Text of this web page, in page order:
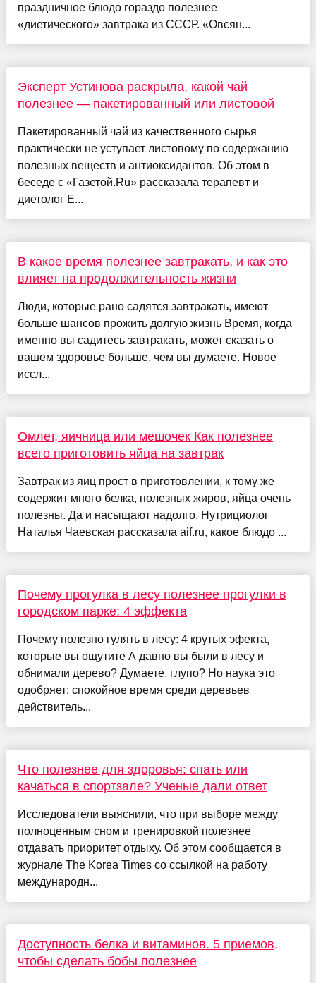
праздничное блюдо гораздо полезнее
«диетического» завтрака из СССР. «Овсян...
Эксперт Устинова раскрыла, какой чай
полезнее — пакетированный или листовой
Пакетированный чай из качественного сырья
практически не уступает листовому по содержанию
полезных веществ и антиоксидантов. Об этом в
беседе с «Газетой.Ru» рассказала терапевт и
диетолог Е...
В какое время полезнее завтракать, и как это
влияет на продолжительность жизни
Люди, которые рано садятся завтракать, имеют
больше шансов прожить долгую жизнь Время, когда
именно вы садитесь завтракать, может сказать о
вашем здоровье больше, чем вы думаете. Новое
иссл...
Омлет, яичница или мешочек Как полезнее
всего приготовить яйца на завтрак
Завтрак из яиц прост в приготовлении, к тому же
содержит много белка, полезных жиров, яйца очень
полезны. Да и насыщают надолго. Нутрициолог
Наталья Чаевская рассказала aif.ru, какое блюдо ...
Почему прогулка в лесу полезнее прогулки в
городском парке: 4 эффекта
Почему полезно гулять в лесу: 4 крутых эфекта,
которые вы ощутите А давно вы были в лесу и
обнимали дерево? Думаете, глупо? Но наука это
одобряет: спокойное время среди деревьев
действитель...
Что полезнее для здоровья: спать или
качаться в спортзале? Ученые дали ответ
Исследователи выяснили, что при выборе между
полноценным сном и тренировкой полезнее
отдавать приоритет отдыху. Об этом сообщается в
журнале The Korea Times со ссылкой на работу
международн...
Доступность белка и витаминов. 5 приемов,
чтобы сделать бобы полезнее